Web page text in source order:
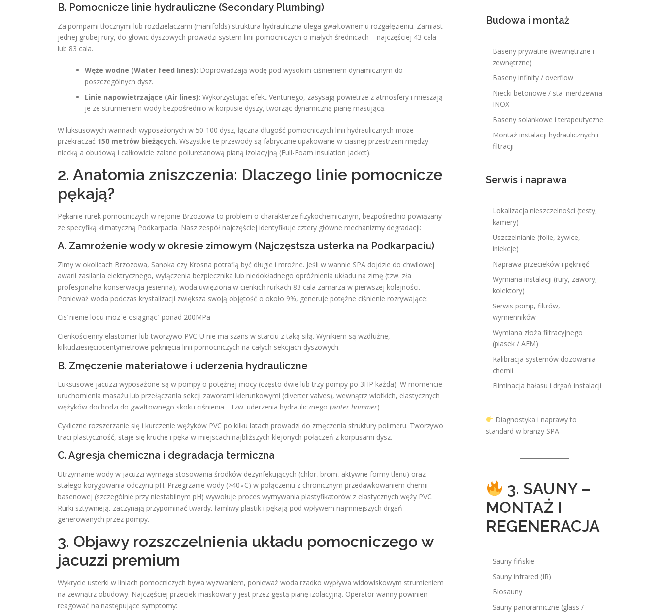
B. Pomocnicze linie hydrauliczne (Secondary Plumbing)
Za pompami tłocznymi lub rozdzielaczami (manifolds) struktura hydrauliczna ulega gwałtownemu rozgałęzieniu. Zamiast
jednej grubej rury, do głowic dyszowych prowadzi system linii pomocniczych o małych średnicach – najczęściej 43​ cala
lub 83​ cala.
Węże wodne (Water feed lines): Doprowadzają wodę pod wysokim ciśnieniem dynamicznym do
poszczególnych dysz.
Linie napowietrzające (Air lines): Wykorzystując efekt Venturiego, zasysają powietrze z atmosfery i mieszają
je ze strumieniem wody bezpośrednio w korpusie dyszy, tworząc dynamiczną pianę masującą.
W luksusowych wannach wyposażonych w 50-100 dysz, łączna długość pomocniczych linii hydraulicznych może
przekraczać 150 metrów bieżących. Wszystkie te przewody są fabrycznie upakowane w ciasnej przestrzeni między
niecką a obudową i całkowicie zalane poliuretanową pianą izolacyjną (Full-Foam insulation jacket).
2. Anatomia zniszczenia: Dlaczego linie pomocnicze
pękają?
Pękanie rurek pomocniczych w rejonie Brzozowa to problem o charakterze fizykochemicznym, bezpośrednio powiązany
ze specyfiką klimatyczną Podkarpacia. Nasz zespół najczęściej identyfikuje cztery główne mechanizmy degradacji:
A. Zamrożenie wody w okresie zimowym (Najczęstsza usterka na Podkarpaciu)
Zimy w okolicach Brzozowa, Sanoka czy Krosna potrafią być długie i mroźne. Jeśli w wannie SPA dojdzie do chwilowej
awarii zasilania elektrycznego, wyłączenia bezpiecznika lub niedokładnego opróżnienia układu na zimę (tzw. zła
profesjonalna konserwacja jesienna), woda uwięziona w cienkich rurkach 83​ cala zamarza w pierwszej kolejności.
Ponieważ woda podczas krystalizacji zwiększa swoją objętość o około 9%, generuje potężne ciśnienie rozrywające:
Cisˊnienie lodu moz˙e osiągnącˊ ponad 200MPa
Cienkościenny elastomer lub tworzywo PVC-U nie ma szans w starciu z taką siłą. Wynikiem są wzdłużne,
kilkudziesięciocentymetrowe pęknięcia linii pomocniczych na całych sekcjach dyszowych.
B. Zmęczenie materiałowe i uderzenia hydrauliczne
Luksusowe jacuzzi wyposażone są w pompy o potężnej mocy (często dwie lub trzy pompy po 3HP każda). W momencie
uruchomienia masażu lub przełączania sekcji zaworami kierunkowymi (diverter valves), wewnątrz wiotkich, elastycznych
wężyków dochodzi do gwałtownego skoku ciśnienia – tzw. uderzenia hydraulicznego (water hammer).
Cykliczne rozszerzanie się i kurczenie wężyków PVC po kilku latach prowadzi do zmęczenia struktury polimeru. Tworzywo
traci plastyczność, staje się kruche i pęka w miejscach najbliższych klejonych połączeń z korpusami dysz.
C. Agresja chemiczna i degradacja termiczna
Utrzymanie wody w jacuzzi wymaga stosowania środków dezynfekujących (chlor, brom, aktywne formy tlenu) oraz
stałego korygowania odczynu pH. Przegrzanie wody (>40∘C) w połączeniu z chronicznym przedawkowaniem chemii
basenowej (szczególnie przy niestabilnym pH) wywołuje proces wymywania plastyfikatorów z elastycznych węży PVC.
Rurki sztywnieją, zaczynają przypominać twardy, łamliwy plastik i pękają pod wpływem najmniejszych drgań
generowanych przez pompy.
3. Objawy rozszczelnienia układu pomocniczego w
jacuzzi premium
Wykrycie usterki w liniach pomocniczych bywa wyzwaniem, ponieważ woda rzadko wypływa widowiskowym strumieniem
na zewnątrz obudowy. Najczęściej przeciek maskowany jest przez gęstą pianę izolacyjną. Operator wanny powinien
reagować na następujące symptomy:
Budowa i montaż
Baseny prywatne (wewnętrzne i
zewnętrzne)
Baseny infinity / overflow
Niecki betonowe / stal nierdzewna
INOX
Baseny solankowe i terapeutyczne
Montaż instalacji hydraulicznych i
filtracji
Serwis i naprawa
Lokalizacja nieszczelności (testy,
kamery)
Uszczelnianie (folie, żywice,
iniekcje)
Naprawa przecieków i pęknięć
Wymiana instalacji (rury, zawory,
kolektory)
Serwis pomp, filtrów,
wymienników
Wymiana złoża filtracyjnego
(piasek / AFM)
Kalibracja systemów dozowania
chemii
Eliminacja hałasu i drgań instalacji
Diagnostyka i naprawy to
standard w branży SPA
3. SAUNY –
MONTAŻ I
REGENERACJA
Sauny fińskie
Sauny infrared (IR)
Biosauny
Sauny panoramiczne (glass /